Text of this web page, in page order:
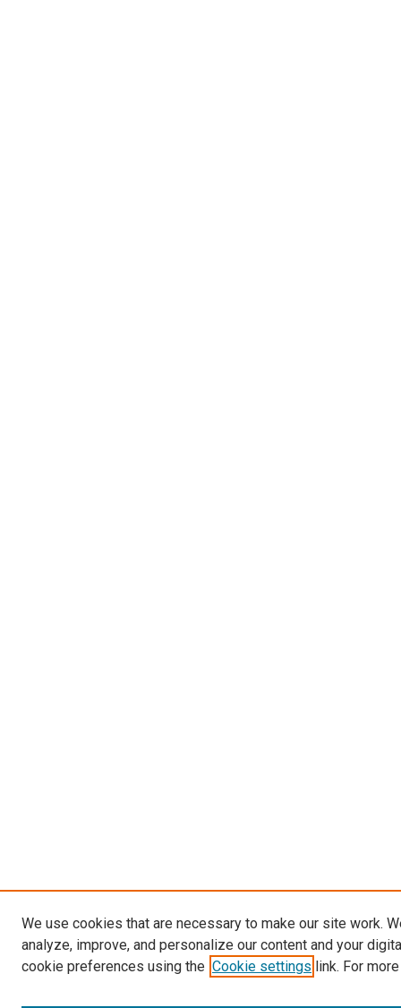
We use cookies that are necessary to make our site work.
analyze, improve, and personalize our content and your
cookie preferences using the Cookie settings link. For